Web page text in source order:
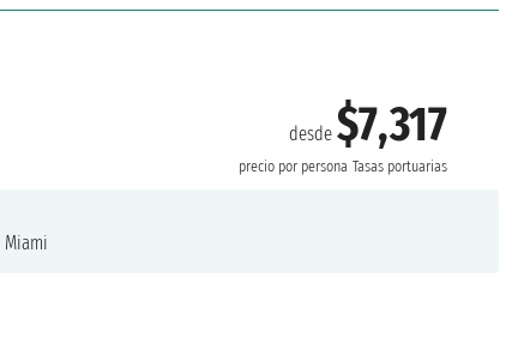
desde$7,317
precio por persona Tasas portuarias
Miami